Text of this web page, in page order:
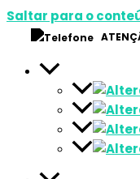
Saltar para o